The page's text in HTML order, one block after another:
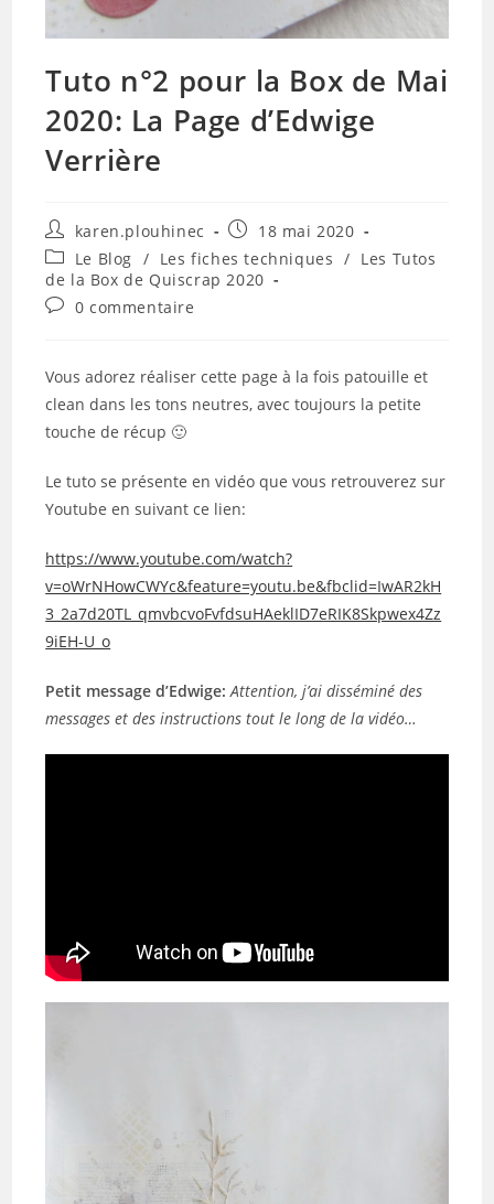
Tuto n°2 pour la Box de Mai
2020: La Page d’Edwige
Verrière
Auteur/autrice
de
la
publication :
karen.plouhinec
Publication
publiée :
18 mai 2020
Post
category:
Le Blog / Les fiches techniques / Les Tutos
de la Box de Quiscrap 2020
Commentaires
publication :
0 commentaire
Vous adorez réaliser cette page à la fois patouille et
clean dans les tons neutres, avec toujours la petite
touche de récup 🙂
Le tuto se présente en vidéo que vous retrouverez sur
Youtube en suivant ce lien:
https://www.youtube.com/watch?
v=oWrNHowCWYc&feature=youtu.be&fbclid=IwAR2kH
3_2a7d20TL_qmvbcvoFvfdsuHAeklID7eRIK8Skpwex4Zz
9iEH-U_o
Petit message d’Edwige: Attention, j’ai disséminé des
messages et des instructions tout le long de la vidéo…